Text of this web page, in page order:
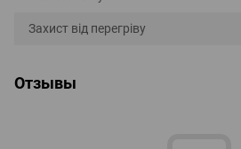
Захист від перегріву
Отзывы